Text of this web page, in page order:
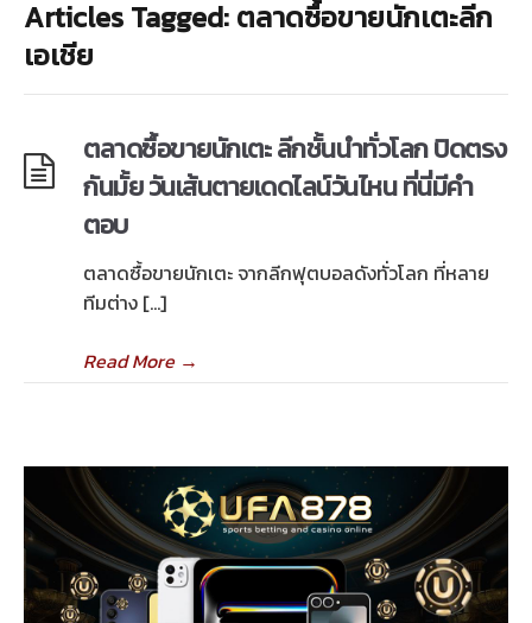
Articles Tagged: ตลาดซื้อขายนักเตะลีก
เอเชีย
ตลาดซื้อขายนักเตะ ลีกชั้นนำทั่วโลก ปิดตรง
กันมั้ย วันเส้นตายเดดไลน์วันไหน ที่นี่มีคำ
ตอบ
ตลาดซื้อขายนักเตะ จากลีกฟุตบอลดังทั่วโลก ที่หลาย
ทีมต่าง […]
Read More→